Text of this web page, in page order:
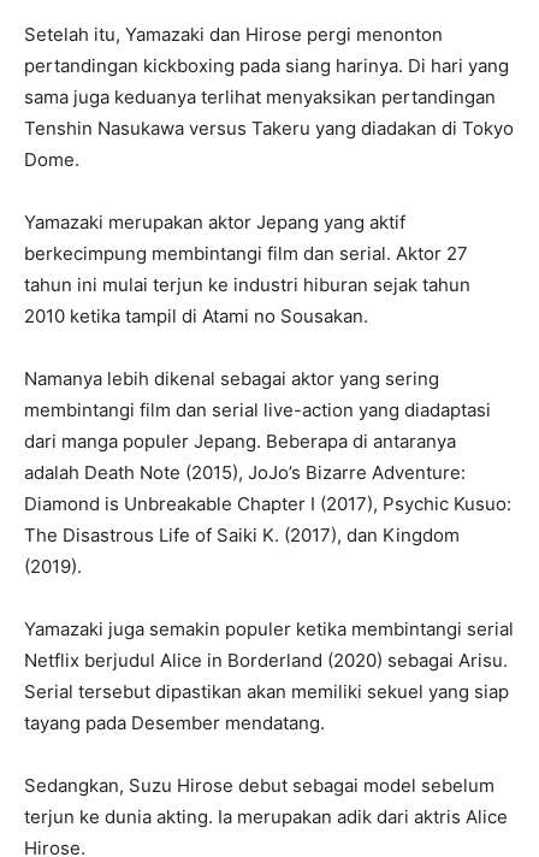
Setelah itu, Yamazaki dan Hirose pergi menonton
pertandingan kickboxing pada siang harinya. Di hari yang
sama juga keduanya terlihat menyaksikan pertandingan
Tenshin Nasukawa versus Takeru yang diadakan di Tokyo
Dome.
Yamazaki merupakan aktor Jepang yang aktif
berkecimpung membintangi film dan serial. Aktor 27
tahun ini mulai terjun ke industri hiburan sejak tahun
2010 ketika tampil di Atami no Sousakan.
Namanya lebih dikenal sebagai aktor yang sering
membintangi film dan serial live-action yang diadaptasi
dari manga populer Jepang. Beberapa di antaranya
adalah Death Note (2015), JoJo’s Bizarre Adventure:
Diamond is Unbreakable Chapter I (2017), Psychic Kusuo:
The Disastrous Life of Saiki K. (2017), dan Kingdom
(2019).
Yamazaki juga semakin populer ketika membintangi serial
Netflix berjudul Alice in Borderland (2020) sebagai Arisu.
Serial tersebut dipastikan akan memiliki sekuel yang siap
tayang pada Desember mendatang.
Sedangkan, Suzu Hirose debut sebagai model sebelum
terjun ke dunia akting. Ia merupakan adik dari aktris Alice
Hirose.